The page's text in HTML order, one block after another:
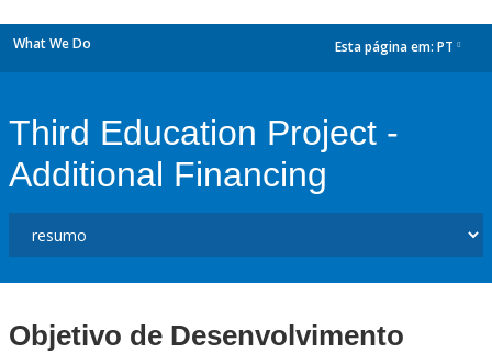
What We Do Esta página em: PT
Third Education Project -
Additional Financing
Objetivo de Desenvolvimento